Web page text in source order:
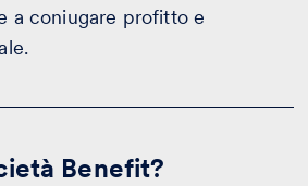
a coniugare profitto e
Benefit?